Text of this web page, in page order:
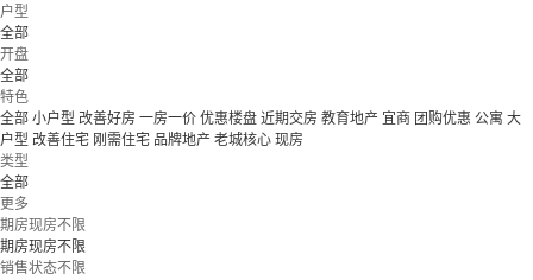
户型
全部
开盘
全部
特色
全部 小户型 改善好房 一房一价 优惠楼盘 近期交房 教育地产 宜商 团购优惠 公寓 大
户型 改善住宅 刚需住宅 品牌地产 老城核心 现房
类型
全部
更多
期房现房不限
期房现房不限
销售状态不限